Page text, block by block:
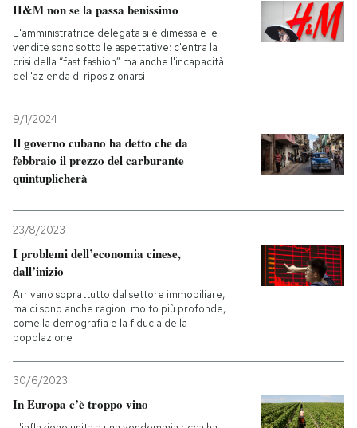
H&M non se la passa benissimo
L'amministratrice delegata si è dimessa e le
vendite sono sotto le aspettative: c'entra la
crisi della “fast fashion” ma anche l'incapacità
dell'azienda di riposizionarsi
9/1/2024
Il governo cubano ha detto che da
febbraio il prezzo del carburante
quintuplicherà
23/8/2023
I problemi dell’economia cinese,
dall’inizio
Arrivano soprattutto dal settore immobiliare,
ma ci sono anche ragioni molto più profonde,
come la demografia e la fiducia della
popolazione
30/6/2023
In Europa c’è troppo vino